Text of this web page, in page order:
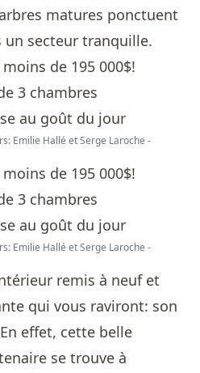
matures ponctuent
secteur tranquille.
Emilie Hallé et Serge Laroche -
Emilie Hallé et Serge Laroche -
remis à neuf et
qui vous raviront: son
effet, cette belle
se trouve à